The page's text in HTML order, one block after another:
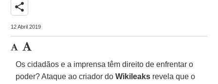
share
12 Abril 2019
Os cidadãos e a imprensa têm direito de enfrentar o
poder? Ataque ao criador doWikileaks revela que o